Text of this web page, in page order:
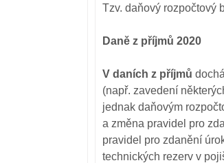
Tzv. daňový rozpočtový
Daně z příjmů 2020
V daních z příjmů
(např. zavedení
jednak daňovým
a změna pravidel pro
pravidel pro zdanění
technických rezerv v